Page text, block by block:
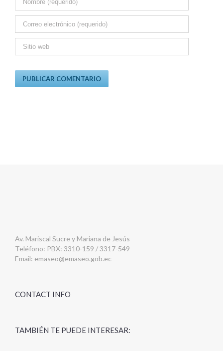
Av. Mariscal Sucre y Mariana de Jesús
Teléfono: PBX: 3310-159 / 3317-549
Email: emaseo@emaseo.gob.ec
CONTACT INFO
TAMBIÉN TE PUEDE INTERESAR: